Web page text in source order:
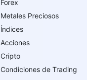
Forex
Metales Preciosos
ĺndices
Acciones
Cripto
Condiciones de Trading